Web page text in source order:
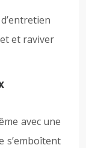
et raviver
avec une
s’emboîtent